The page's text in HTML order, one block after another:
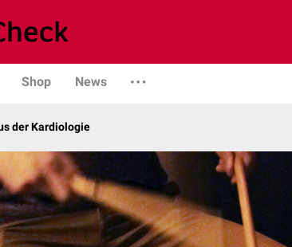
Shop News
der Kardiologie